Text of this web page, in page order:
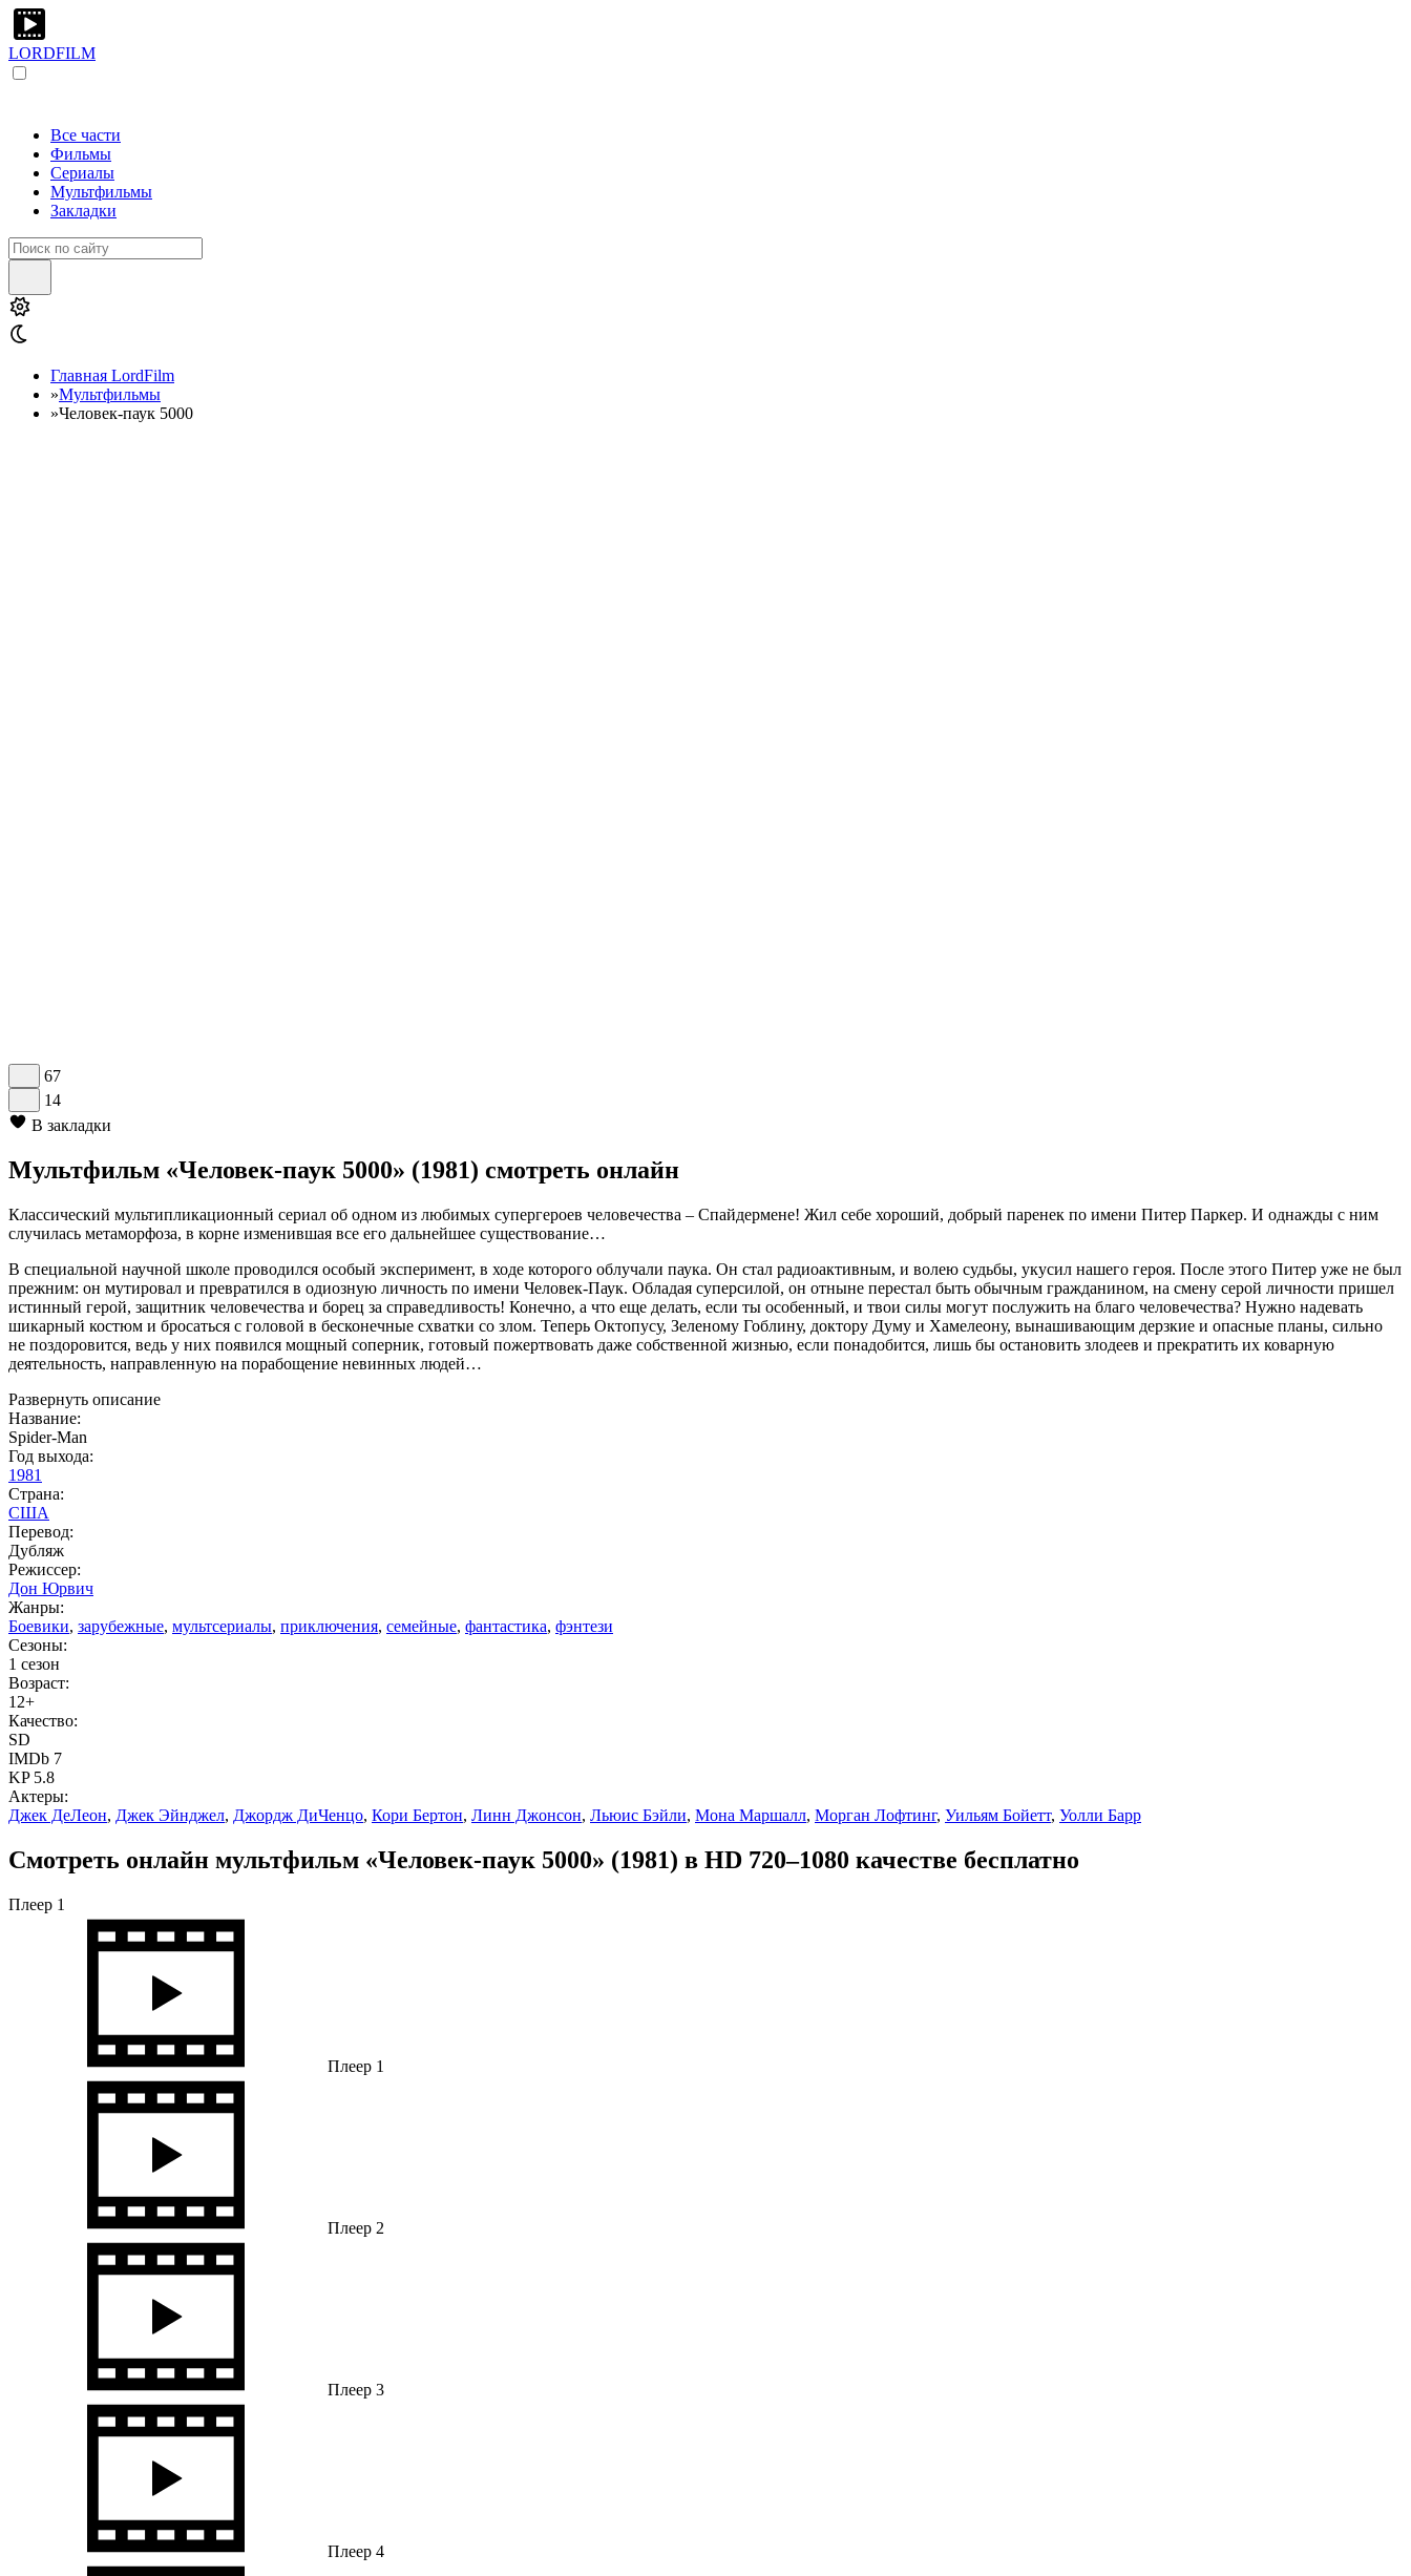
LORDFILM
Все части
Фильмы
Сериалы
Мультфильмы
Закладки
Главная LordFilm
»Мультфильмы
»Человек-паук 5000
67
14
В закладки
Мультфильм «Человек-паук 5000» (1981) смотреть онлайн
Классический мультипликационный сериал об одном из любимых супергероев человечества – Спайдермене! Жил себе хороший, добрый паренек по имени Питер Паркер. И однажды с ним
случилась метаморфоза, в корне изменившая все его дальнейшее существование…
В специальной научной школе проводился особый эксперимент, в ходе которого облучали паука. Он стал радиоактивным, и волею судьбы, укусил нашего героя. После этого Питер уже не был
прежним: он мутировал и превратился в одиозную личность по имени Человек-Паук. Обладая суперсилой, он отныне перестал быть обычным гражданином, на смену серой личности пришел
истинный герой, защитник человечества и борец за справедливость! Конечно, а что еще делать, если ты особенный, и твои силы могут послужить на благо человечества? Нужно надевать
шикарный костюм и бросаться с головой в бесконечные схватки со злом. Теперь Октопусу, Зеленому Гоблину, доктору Думу и Хамелеону, вынашивающим дерзкие и опасные планы, сильно
не поздоровится, ведь у них появился мощный соперник, готовый пожертвовать даже собственной жизнью, если понадобится, лишь бы остановить злодеев и прекратить их коварную
деятельность, направленную на порабощение невинных людей…
Развернуть описание
Название:
Spider-Man
Год выхода:
1981
Страна:
США
Перевод:
Дубляж
Режиссер:
Дон Юрвич
Жанры:
Боевики, зарубежные, мультсериалы, приключения, семейные, фантастика, фэнтези
Сезоны:
1 сезон
Возраст:
12+
Качество:
SD
IMDb 7
KP 5.8
Актеры:
Джек ДеЛеон, Джек Эйнджел, Джордж ДиЧенцо, Кори Бертон, Линн Джонсон, Льюис Бэйли, Мона Маршалл, Морган Лофтинг, Уильям Бойетт, Уолли Барр
Смотреть онлайн мультфильм «Человек-паук 5000» (1981) в HD 720–1080 качестве бесплатно
Плеер 1
Плеер 1
Плеер 2
Плеер 3
Плеер 4